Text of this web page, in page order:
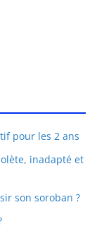
pour les 2 ans
inadapté et
son soroban ?